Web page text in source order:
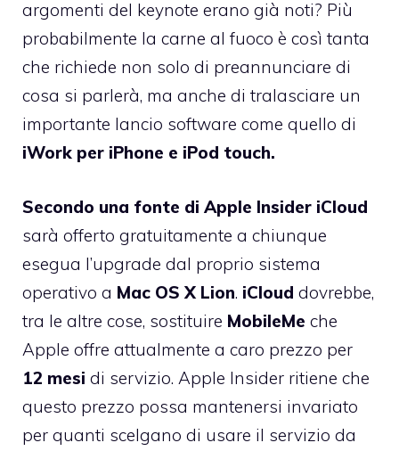
argomenti del keynote erano già noti? Più
probabilmente la carne al fuoco è così tanta
che richiede non solo di preannunciare di
cosa si parlerà, ma anche di tralasciare un
importante lancio software come quello di
iWork per iPhone e iPod touch.
Secondo una fonte di Apple Insider iCloud
sarà offerto gratuitamente a chiunque
esegua l’upgrade dal proprio sistema
operativo a Mac OS X Lion. iCloud dovrebbe,
tra le altre cose, sostituire MobileMe che
Apple offre attualmente a caro prezzo per
12 mesi di servizio. Apple Insider ritiene che
questo prezzo possa mantenersi invariato
per quanti scelgano di usare il servizio da